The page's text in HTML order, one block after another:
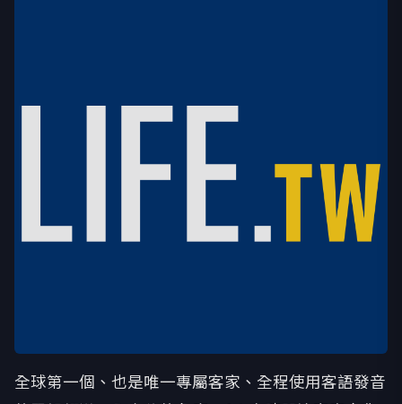
全球第一個、也是唯一專屬客家、全程使用客語發音